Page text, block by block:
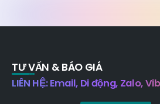
TƯ VẤN & BÁO GIÁ
LIÊN HỆ: Email, Di động, Zalo,